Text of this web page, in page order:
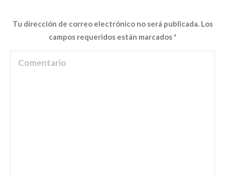
Tu dirección de correo electrónico no será publicada. Los
campos requeridos están marcados*
Comentario